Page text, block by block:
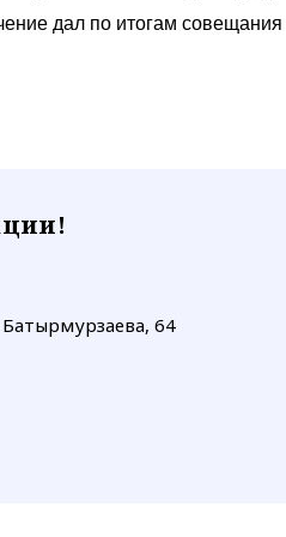
дал по итогам совещания
Батырмурзаева, 64